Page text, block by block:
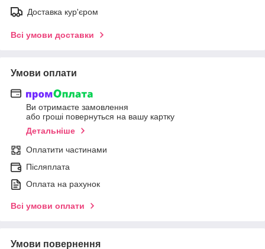
Доставка кур'єром
Всі умови доставки
Умови оплати
Ви отримаєте замовлення
або гроші повернуться на вашу картку
Детальніше
Оплатити частинами
Післяплата
Оплата на рахунок
Всі умови оплати
Умови повернення